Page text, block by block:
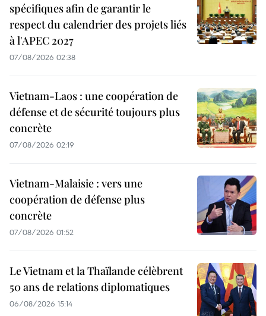
spécifiques afin de garantir le
respect du calendrier des projets liés
à l'APEC 2027
07/08/2026 02:38
Vietnam-Laos : une coopération de
défense et de sécurité toujours plus
concrète
07/08/2026 02:19
Vietnam-Malaisie : vers une
coopération de défense plus
concrète
07/08/2026 01:52
Le Vietnam et la Thaïlande célèbrent
50 ans de relations diplomatiques
06/08/2026 15:14